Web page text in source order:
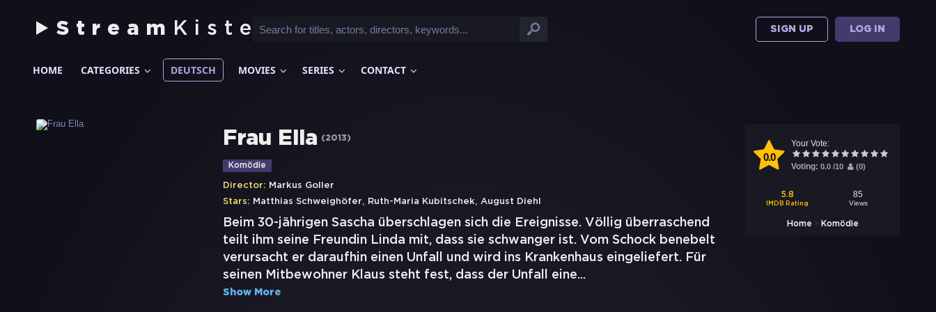
Stream Kiste SIGN UP LOG IN
HOME CATEGORIES DEUTSCH MOVIES SERIES CONTACT
0.0
Your Vote:
Voting: 0.0 /10 (0)
5.8
IMDB Rating
85
Views
Home > Komödie
Frau Ella (2013)
Komödie
Director: Markus Goller
Stars: Matthias Schweighöfer, Ruth-Maria Kubitschek, August Diehl
Beim 30-jährigen Sascha überschlagen sich die Ereignisse. Völlig überraschend
teilt ihm seine Freundin Linda mit, dass sie schwanger ist. Vom Schock benebelt
verursacht er daraufhin einen Unfall und wird ins Krankenhaus eingeliefert. Für
seinen Mitbewohner Klaus steht fest, dass der Unfall eine...
Show More